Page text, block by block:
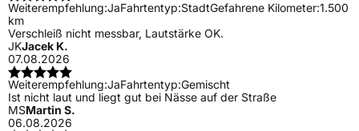
Weiterempfehlung:JaFahrtentyp:StadtGefahrene Kilometer:1.500
km
Verschleiß nicht messbar, Lautstärke OK.
JKJacek K.
07.08.2026
Weiterempfehlung:JaFahrtentyp:Gemischt
Ist nicht laut und liegt gut bei Nässe auf der Straße
MSMartin S.
06.08.2026